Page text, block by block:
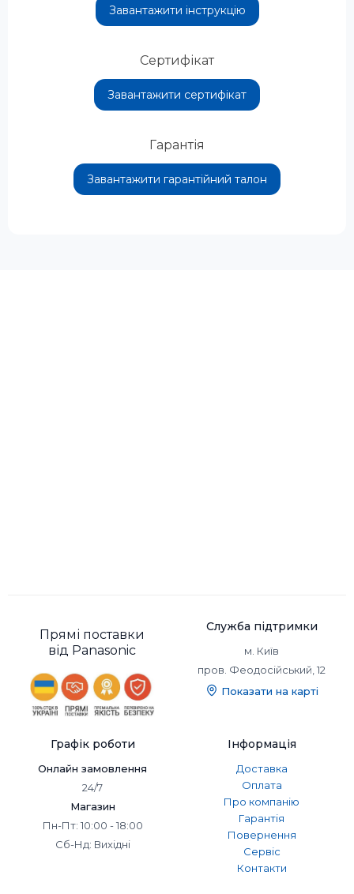
Завантажити інструкцію
Сертифікат
Завантажити сертифікат
Гарантія
Завантажити гарантійний талон
Прямі поставки
від Panasonic
Служба підтримки
м. Київ
пров. Феодосійський, 12
Показати на карті
Графік роботи
Онлайн замовлення
24/7
Магазин
Пн-Пт: 10:00 - 18:00
Сб-Нд: Вихідні
Інформація
Доставка
Оплата
Про компанію
Гарантія
Повернення
Сервіс
Контакти